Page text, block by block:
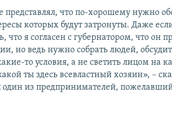
представлял, что по-хорошему нужно
которых будут затронуты. Даже
что я согласен с губернатором, что он
но ведь нужно собрать людей,
то условия, а не светить лицом на
ты здесь всевластный хозяин», –
один из предпринимателей, пожелавший